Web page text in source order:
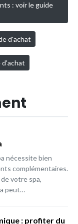
: voir le guide
d'achat
d'achat
nécessite bien
complémentaires.
votre spa,
peut…
: profiter du